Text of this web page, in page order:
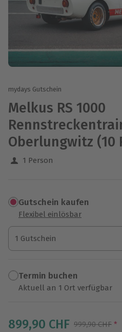
mydays Gutschein
Melkus RS 1000
Oberlungwitz (10
1 Person
Gutschein kaufen
Flexibel einlösbar
1 Gutschein
1 Gutschein
1 Gutschein
Termin buchen
Aktuell an 1 Ort verfügbar
899,90 CHF Streichpreis
999,90 CHF *